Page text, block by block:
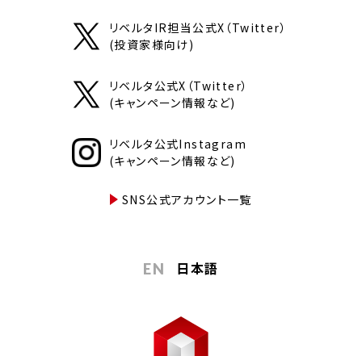
リベルタIR担当公式X（Twitter）
(投資家様向け)
リベルタ公式X（Twitter）
(キャンペーン情報など)
リベルタ公式Instagram
(キャンペーン情報など)
SNS公式アカウント一覧
EN 日本語